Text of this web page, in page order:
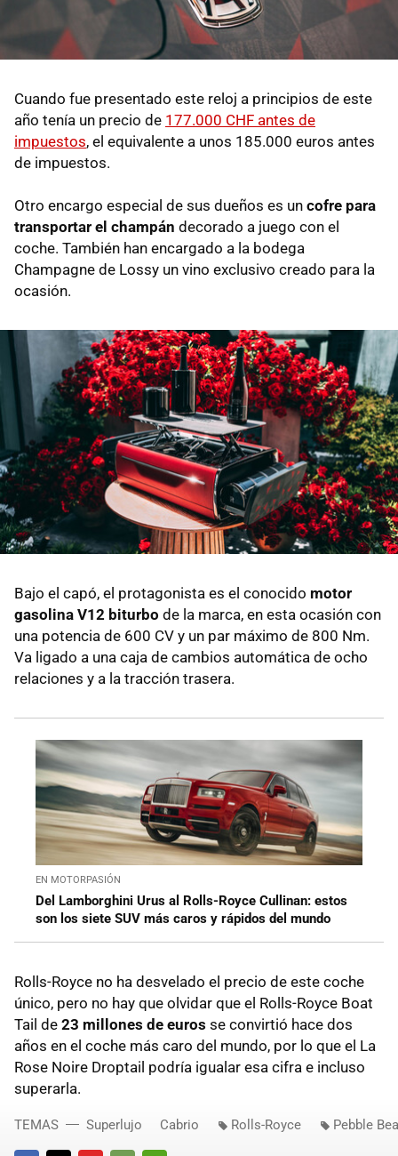
Cuando fue presentado este reloj a principios de este
año tenía un precio de 177.000 CHF antes de
impuestos, el equivalente a unos 185.000 euros antes
de impuestos.
Otro encargo especial de sus dueños es un cofre para
transportar el champán decorado a juego con el
coche. También han encargado a la bodega
Champagne de Lossy un vino exclusivo creado para la
ocasión.
Bajo el capó, el protagonista es el conocido motor
gasolina V12 biturbo de la marca, en esta ocasión con
una potencia de 600 CV y un par máximo de 800 Nm.
Va ligado a una caja de cambios automática de ocho
relaciones y a la tracción trasera.
EN MOTORPASIÓN
Del Lamborghini Urus al Rolls-Royce Cullinan: estos
son los siete SUV más caros y rápidos del mundo
Rolls-Royce no ha desvelado el precio de este coche
único, pero no hay que olvidar que el Rolls-Royce Boat
Tail de 23 millones de euros se convirtió hace dos
años en el coche más caro del mundo, por lo que el La
Rose Noire Droptail podría igualar esa cifra e incluso
superarla.
TEMAS Superlujo Cabrio Rolls-Royce Pebble